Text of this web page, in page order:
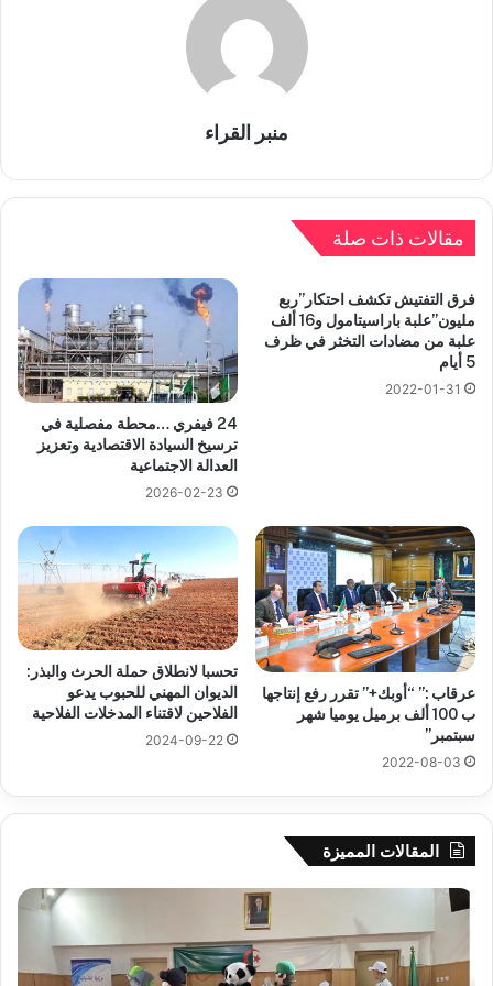
منبر القراء
مقالات ذات صلة
فرق التفتيش تكشف احتكار”ربع
مليون”علبة باراسيتامول و16 ألف
علبة من مضادات التخثر في ظرف
5 أيام
2022-01-31
24 فيفري …محطة مفصلية في
ترسيخ السيادة الاقتصادية وتعزيز
العدالة الاجتماعية
2026-02-23
عرقاب :” “أوبك+” تقرر رفع إنتاجها
ب 100 ألف برميل يوميا شهر
سبتمبر”
2022-08-03
تحسبا لانطلاق حملة الحرث والبذر:
الديوان المهني للحبوب يدعو
الفلاحين لاقتناء المدخلات الفلاحية
2024-09-22
المقالات المميزة
جيجل:
المخيم